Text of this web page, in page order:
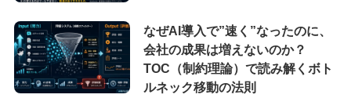
なぜAI導入で”速く”なったのに、
会社の成果は増えないのか？
TOC（制約理論）で読み解くボト
ルネック移動の法則